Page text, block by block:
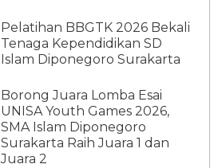
Pelatihan BBGTK 2026 Bekali
Tenaga Kependidikan SD
Islam Diponegoro Surakarta
Borong Juara Lomba Esai
UNISA Youth Games 2026,
SMA Islam Diponegoro
Surakarta Raih Juara 1 dan
Juara 2